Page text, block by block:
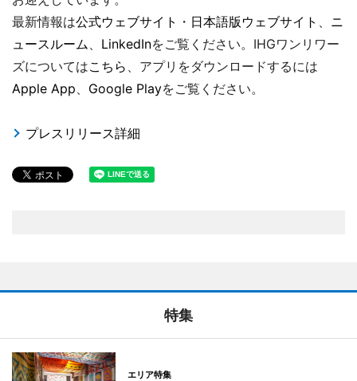
最新情報は公式ウェブサイト ・ 日本語版ウェブサイト
ニ
ュースルーム
LinkedInをご覧ください。IHGワンリワー
ズについてはこちら 、アプリをダウンロードするには
Apple App
Google Playをご覧ください。
プレスリリース詳細
特集
エリア特集